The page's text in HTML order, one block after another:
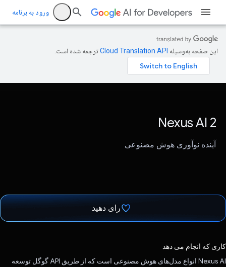
ورود به برنامه
این صفحه به‌وسیله ترجمه شده است.
Nexus AI 2
آینده نوآوری هوش مصنوعی
رای دهید
کاری که انجام می دهد
Nexus AI انواع مدل‌های هوش مصنوعی است که از طریق API گوگل توسعه